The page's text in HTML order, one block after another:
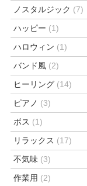
ノスタルジック (7)
ハッピー (1)
ハロウィン (1)
バンド風 (2)
ヒーリング (14)
ピアノ (3)
ボス (1)
リラックス (17)
不気味 (3)
作業用 (2)